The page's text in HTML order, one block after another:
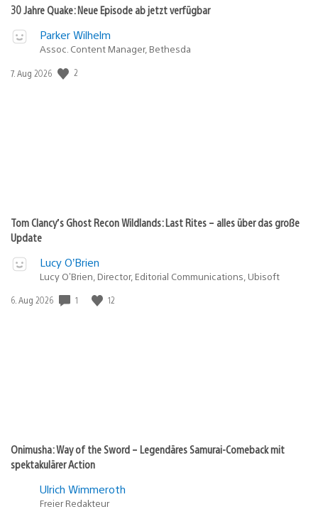
30 Jahre Quake: Neue Episode ab jetzt verfügbar
Parker Wilhelm
Assoc. Content Manager, Bethesda
Veröffentlichungsdatum:
7. Aug 2026 2
Tom Clancy’s Ghost Recon Wildlands: Last Rites – alles über das große
Update
Lucy O’Brien
Lucy O’Brien, Director, Editorial Communications, Ubisoft
Veröffentlichungsdatum:
6. Aug 2026 1 12
Onimusha: Way of the Sword – Legendäres Samurai-Comeback mit
spektakulärer Action
Ulrich Wimmeroth
Freier Redakteur